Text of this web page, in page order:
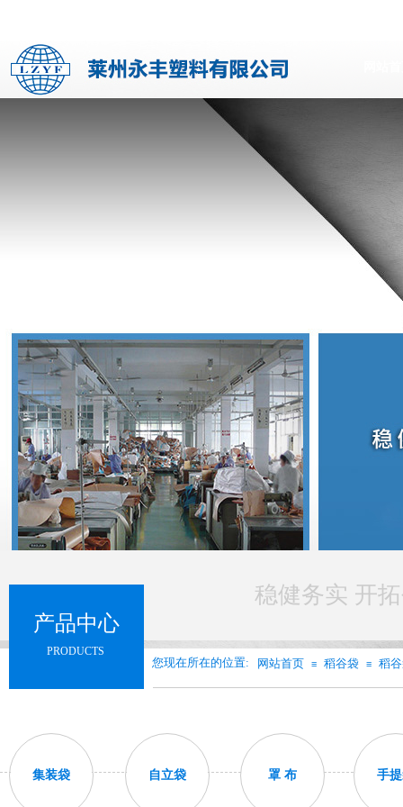
产品中心
PRODUCTS
您现在所在的位置: 网站首页 ≡ 稻谷袋 ≡ 稻
稳健务实 开
自立袋 手
罩 布
集装袋